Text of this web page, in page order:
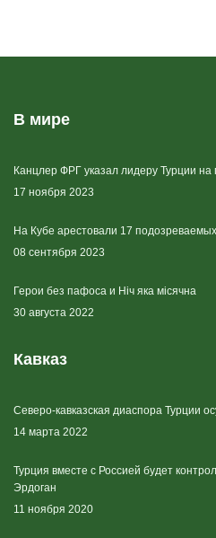
В мире
Канцлер ФРГ указал лидеру Турции
17 ноября 2023
На Кубе арестовали 17
08 сентября 2023
Герои без пафоса и Ніч яка місячна
30 августа 2022
Кавказ
Северо-кавказская диаспора Турции
14 марта 2022
Турция вместе с Россией будет
Эрдоган
11 ноября 2020